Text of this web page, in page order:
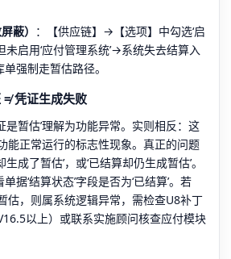
蔽） ：【供应链】→【选项】中勾选‘启
未启用‘应付管理系统’→系统失去结算入
强制走暂估路径。
凭证生成失败
是暂估’理解为功能异常。实则相反：这
能正常运行的标志性现象。真正的问题
成了暂估’，或‘已结算却仍生成暂估’。
据‘结算状态’字段是否为‘已结算’。若
估，则属系统逻辑异常，需检查U8补丁
以上）或联系实施顾问核查应付模块